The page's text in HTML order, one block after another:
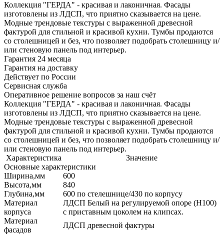
Коллекция "ГЕРДА" - красивая и лаконичная. Фасады
изготовлены из ЛДСП, что приятно сказывается на цене.
Модные трендовые текстуры с выраженной древесной
фактурой для стильной и красивой кухни. Тумбы продаются
со столешницей и без, что позволяет подобрать столешницу и/
или стеновую панель под интерьер.
Гарантия 24 месяца
Гарантия на доставку
Действует по России
Сервисная служба
Оперативное решение вопросов за наш счёт
Коллекция "ГЕРДА" - красивая и лаконичная. Фасады
изготовлены из ЛДСП, что приятно сказывается на цене.
Модные трендовые текстуры с выраженной древесной
фактурой для стильной и красивой кухни. Тумбы продаются
со столешницей и без, что позволяет подобрать столешницу и/
или стеновую панель под интерьер.
Характеристика
Значение
Основные характеристики
Ширина,мм
600
Высота,мм
840
Глубина,мм
600 по стелешнице/430 по корпусу
Материал
корпуса
ЛДСП Белый на регулируемой опоре (H100)
с приставным цоколем на клипсах.
Материал
фасадов
ЛДСП древесной фактуры